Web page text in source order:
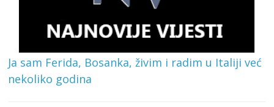
Ja sam Ferida, Bosanka, živim i radim u Italiji već
nekoliko godina